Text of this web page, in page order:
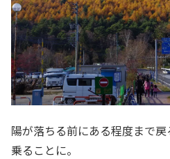
陽が落ちる前にある程度まで
乗ることに。